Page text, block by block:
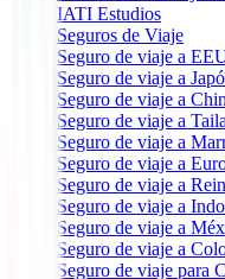
IATI Estudios
Seguros de Viaje
Seguro de viaje a
Seguro de viaje a
Seguro de viaje a
Seguro de viaje a
Seguro de viaje a
Seguro de viaje a
Seguro de viaje a
Seguro de viaje a
Seguro de viaje a
Seguro de viaje a
Seguro de viaje para